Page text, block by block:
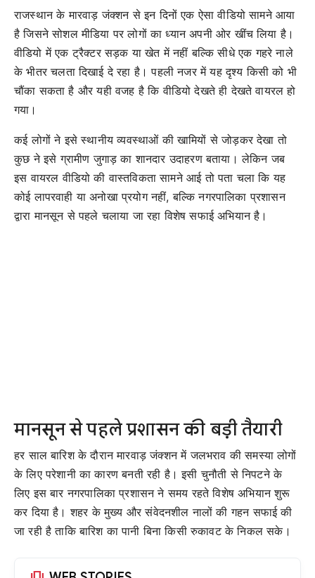
राजस्थान के मारवाड़ जंक्शन से इन दिनों एक ऐसा वीडियो सामने आया
है जिसने सोशल मीडिया पर लोगों का ध्यान अपनी ओर खींच लिया है।
वीडियो में एक ट्रैक्टर सड़क या खेत में नहीं बल्कि सीधे एक गहरे नाले
के भीतर चलता दिखाई दे रहा है। पहली नजर में यह दृश्य किसी को भी
चौंका सकता है और यही वजह है कि वीडियो देखते ही देखते वायरल हो
गया।
कई लोगों ने इसे स्थानीय व्यवस्थाओं की खामियों से जोड़कर देखा तो
कुछ ने इसे ग्रामीण जुगाड़ का शानदार उदाहरण बताया। लेकिन जब
इस वायरल वीडियो की वास्तविकता सामने आई तो पता चला कि यह
कोई लापरवाही या अनोखा प्रयोग नहीं, बल्कि नगरपालिका प्रशासन
द्वारा मानसून से पहले चलाया जा रहा विशेष सफाई अभियान है।
मानसून से पहले प्रशासन की बड़ी तैयारी
हर साल बारिश के दौरान मारवाड़ जंक्शन में जलभराव की समस्या लोगों
के लिए परेशानी का कारण बनती रही है। इसी चुनौती से निपटने के
लिए इस बार नगरपालिका प्रशासन ने समय रहते विशेष अभियान शुरू
कर दिया है। शहर के मुख्य और संवेदनशील नालों की गहन सफाई की
जा रही है ताकि बारिश का पानी बिना किसी रुकावट के निकल सके।